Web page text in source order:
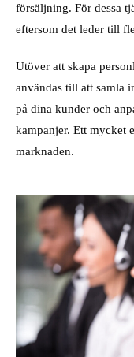
försäljning. För dessa
eftersom det leder till
Utöver att skapa
användas till att samla
på dina kunder och
kampanjer. Ett mycket
marknaden.